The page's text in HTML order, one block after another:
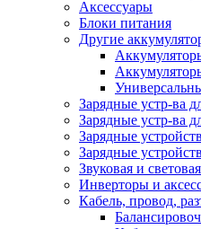
Аксессуары
Блоки питания
Другие
Зарядные устр-ва
Зарядные устр-ва
Зарядные
Зарядные
Звуковая и
Инверторы и
Кабель, провод,